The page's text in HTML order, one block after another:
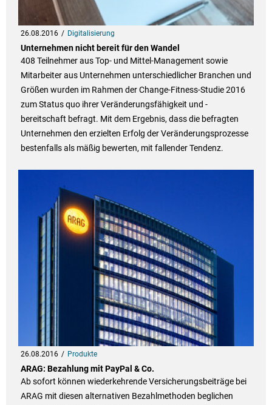
26.08.2016 Digitalisierung
Unternehmen nicht bereit für den Wandel
408 Teilnehmer aus Top- und Mittel-Management sowie
Mitarbeiter aus Unternehmen unterschiedlicher Branchen und
Größen wurden im Rahmen der Change-Fitness-Studie 2016
zum Status quo ihrer Veränderungsfähigkeit und -
bereitschaft befragt. Mit dem Ergebnis, dass die befragten
Unternehmen den erzielten Erfolg der Veränderungsprozesse
bestenfalls als mäßig bewerten, mit fallender Tendenz.
26.08.2016 Produkte
ARAG: Bezahlung mit PayPal & Co.
Ab sofort können wiederkehrende Versicherungsbeiträge bei
ARAG mit diesen alternativen Bezahlmethoden beglichen